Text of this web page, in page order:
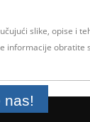
slike, opise i
informacije obratite
nas!